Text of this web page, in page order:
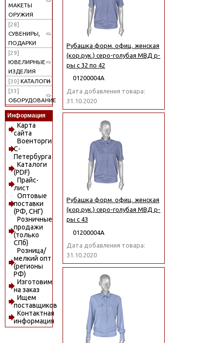
МАКЕТЫ
ОРУЖИЯ
[28]
СУВЕНИРЫ,
ПОДАРКИ
[29]
ЮВЕЛИРНЫЕ
ИЗДЕЛИЯ
[30] КАТАЛОГИ
[33]
ОБОРУДОВАНИЕ
Информация
Карта
сайта
Военторги
С-
Петербурга
Каталоги
(PDF)
Прайс-
лист
Оптовые
поставки
(РФ, СНГ)
Розничные
продажи
(только
СПб)
Розница/
мелкий опт
(регионы
РФ)
Изготовим
на заказ
Ищем
поставщиков
Контактная
информация
Рубашка форм. офиц. женская
(кор.рук.) серо-голубая МВД р-
ры с 32 по 42
01200004А
Дата добавления товара:
31.10.2020
Рубашка форм. офиц. женская
(кор.рук.) серо-голубая МВД р-
ры с 43
01200004А
Дата добавления товара:
31.10.2020